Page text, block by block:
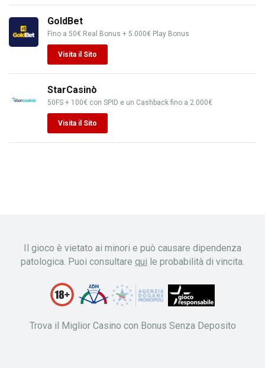
GoldBet
Fino a 50€ Real Bonus + 5.000€ Play Bonus
Visita il Sito
StarCasinò
50FS + 100€ con SPID e un Cashback fino a 2.000€
Visita il Sito
Trova il Miglior Casino con Bonus Senza Deposito
Il gioco è vietato ai minori e può causare dipendenza
patologica. Puoi consultare qui le probabilità di vincita.